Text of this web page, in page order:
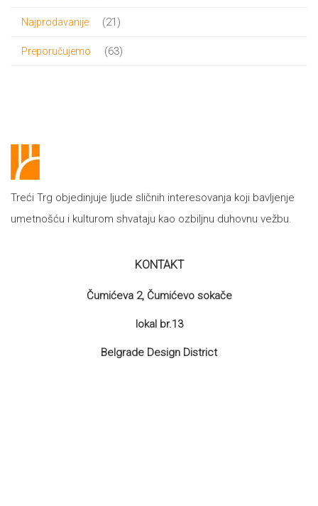
Najprodavanije 2121
Preporučujemo 6363
Treći Trg objedinjuje ljude sličnih interesovanja koji bavljenje
umetnošću i kulturom shvataju kao ozbiljnu duhovnu vežbu.
KONTAKT
Čumićeva 2, Čumićevo sokače
lokal br.13
Belgrade Design District